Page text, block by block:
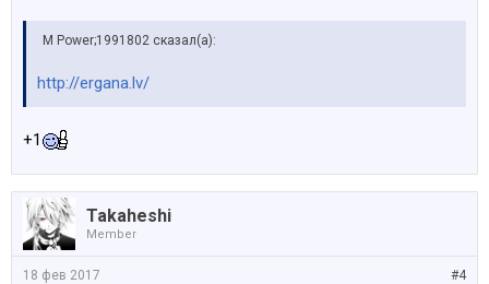
M Power;1991802 сказал(а):
http://ergana.lv/
+1
Takaheshi
Member
#4
18 фев 2017